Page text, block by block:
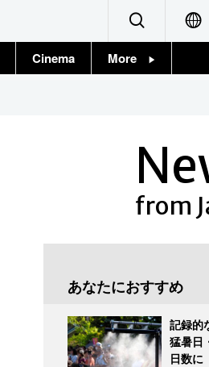
Cinema More
from
あなたにおすすめ
記録的
猛暑日
日数に